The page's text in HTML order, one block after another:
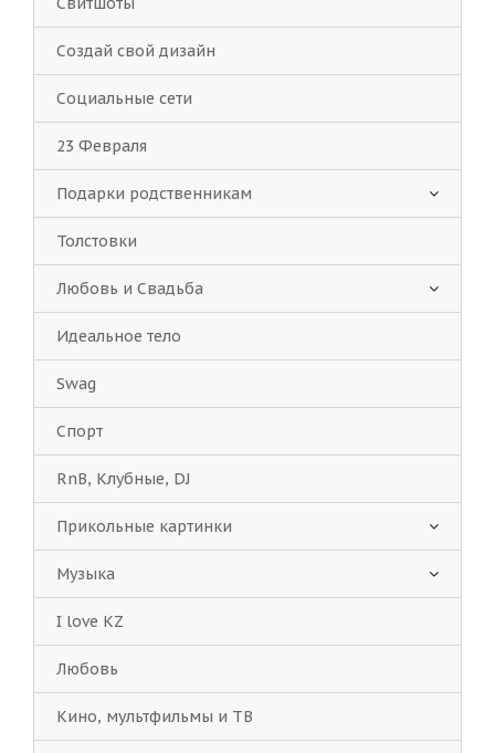
Создай свой дизайн
Социальные сети
23 Февраля
Подарки родственникам
Толстовки
Любовь и Свадьба
Идеальное тело
Swag
Спорт
RnB, Клубные, DJ
Прикольные картинки
Музыка
I love KZ
Любовь
Кино, мультфильмы и ТВ